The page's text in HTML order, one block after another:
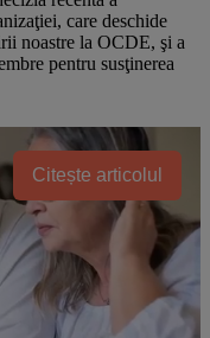
care deschide
noastre la OCDE, şi a
pentru susţinerea
Citește articolul